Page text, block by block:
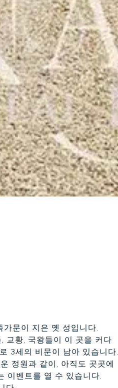
문이 지은 옛 성입니다.
교황, 국왕들이 이 곳을 커다
3세의 비문이 남아 있습니다.
정원과 같이, 아직도 곳곳에
이벤트를 열 수 있습니다.